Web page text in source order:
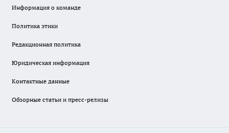
Информация о команде
Политика этики
Редакционная политика
Юридическая информация
Контактные данные
Обзорные статьи и пресс-релизы